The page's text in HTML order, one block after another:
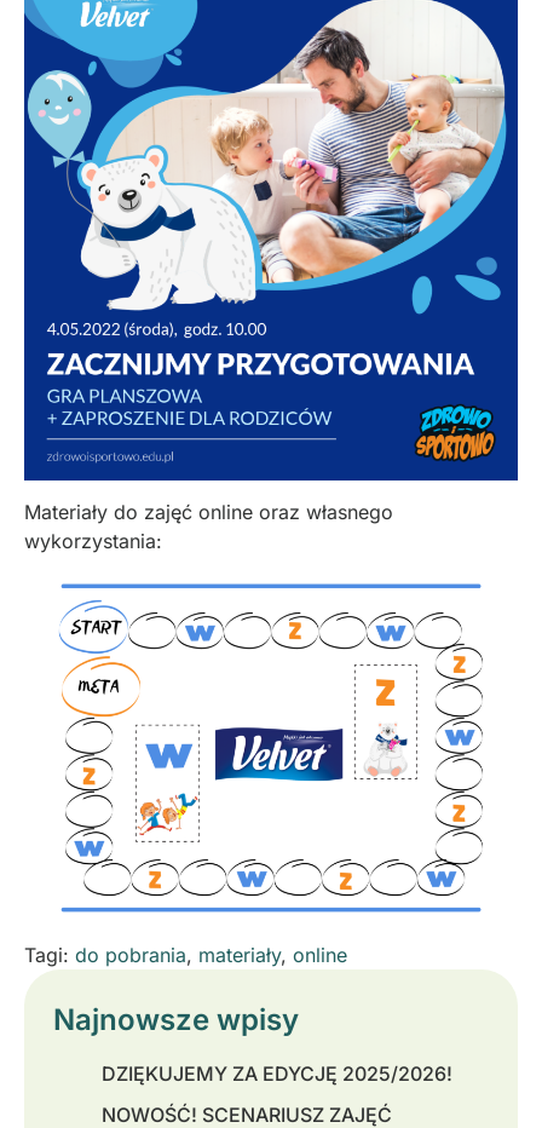
Materiały do zajęć online oraz własnego
wykorzystania:
Tagi: do pobrania, materiały, online
Najnowsze wpisy
DZIĘKUJEMY ZA EDYCJĘ 2025/2026!
NOWOŚĆ! SCENARIUSZ ZAJĘĆ